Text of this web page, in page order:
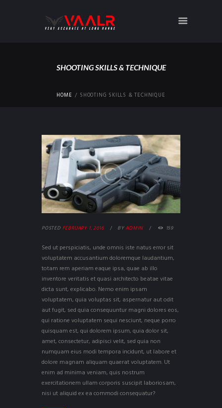
SHOOTING SKILLS & TECHNIQUE
HOME SHOOTING SKILLS & TECHNIQUE
POSTED FEBRUARY 1, 2016 BYADMIN 159
Sed ut perspiciatis, unde omnis iste natus error sit
voluptatem accusantium doloremque laudantium,
totam rem aperiam eaque ipsa, quae ab illo
inventore veritatis et quasi architecto beatae vitae
dicta sunt, explicabo. Nemo enim ipsam
voluptatem, quia voluptas sit, aspernatur aut odit
aut fugit, sed quia consequuntur magni dolores eos,
qui ratione voluptatem sequi nesciunt, neque porro
quisquam est, qui dolorem ipsum, quia dolor sit,
amet, consectetur, adipisci velit, sed quia non
numquam eius modi tempora incidunt, ut labore et
dolore magnam aliquam quaerat voluptatem. Ut
enim ad minima veniam, quis nostrum
exercitationem ullam corporis suscipit laboriosam,
nisi ut aliquid ex ea commodi consequatur?